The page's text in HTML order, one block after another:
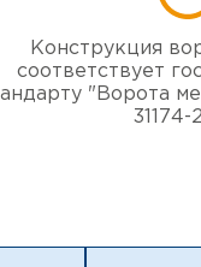
Конструкция
соответствует
"Ворота
31174-